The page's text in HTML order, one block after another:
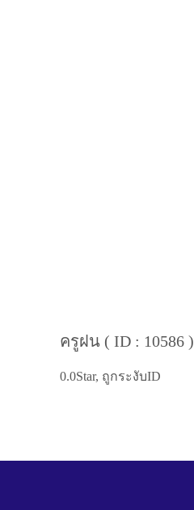
ครูฝน ( ID : 10586 )
0.0Star, ถูกระงับID